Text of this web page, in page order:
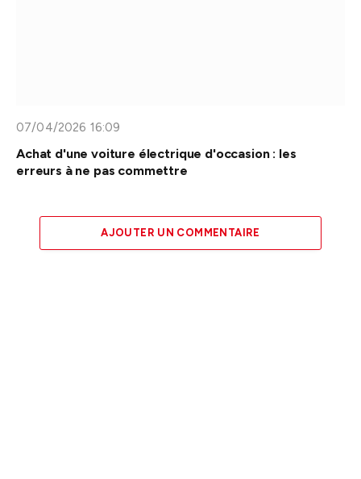
07/04/2026 16:09
Achat d'une voiture électrique d'occasion : les
erreurs à ne pas commettre
AJOUTER UN COMMENTAIRE